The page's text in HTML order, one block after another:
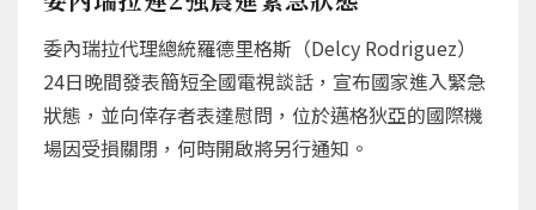
委內瑞拉代理總統羅德里格斯（Delcy Rodriguez）
24日晚間發表簡短全國電視談話，宣布國家進入緊急
狀態，並向倖存者表達慰問，位於邁格狄亞的國際機
場因受損關閉，何時開啟將另行通知。